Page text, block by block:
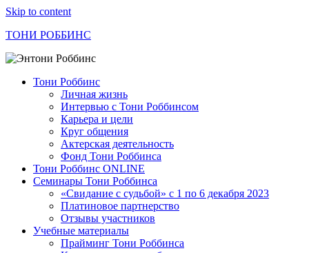
Skip to content
ТОНИ РОББИНС
Тони Роббинс
Личная жизнь
Интервью с Тони Роббинсом
Карьера и цели
Круг общения
Актерская деятельность
Фонд Тони Роббинса
Тони Роббинс ONLINE
Семинары Тони Роббинса
«Свидание с судьбой» с 1 по 6 декабря 2023
Платиновое партнерство
Отзывы участников
Учебные материалы
Прайминг Тони Роббинса